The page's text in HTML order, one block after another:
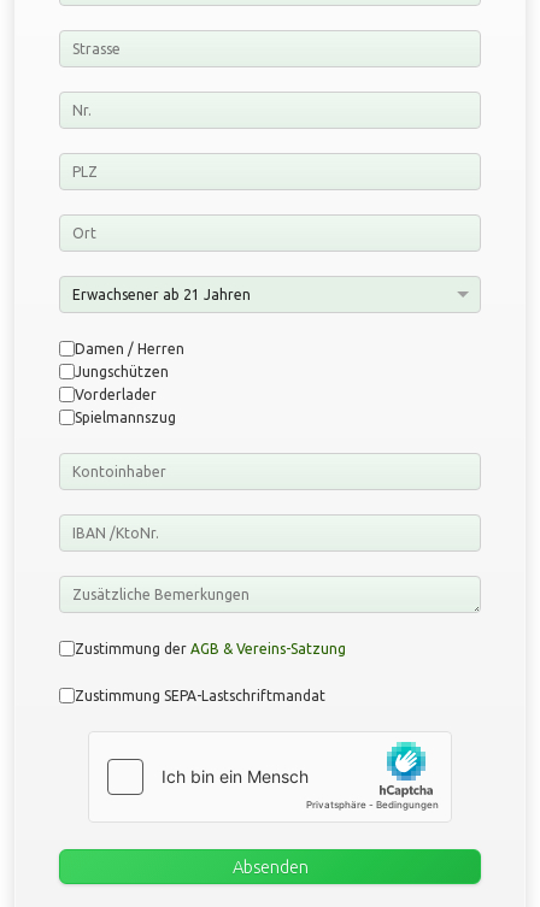
Sparte*
Damen / Herren
Jungschützen
Vorderlader
Spielmannszug
AGB*
Zustimmung der AGB & Vereins-Satzung
SEPA*
Zustimmung SEPA-Lastschriftmandat
Absenden